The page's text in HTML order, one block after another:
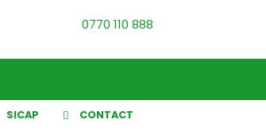
0770 110 888
SICAP CONTACT